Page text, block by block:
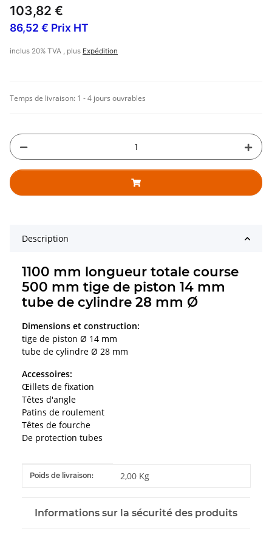
103,82 €
86,52 € Prix HT
inclus 20% TVA , plus Expédition
Temps de livraison: 1 - 4 jours ouvrables
Description
1100 mm longueur totale course
500 mm tige de piston 14 mm
tube de cylindre 28 mm Ø
Dimensions et construction:
tige de piston Ø 14 mm
tube de cylindre Ø 28 mm
Accessoires:
Œillets de fixation
Têtes d'angle
Patins de roulement
Têtes de fourche
De protection tubes
#productDetails.itemInformation#
#productDetails.itemValue#
Poids de livraison: 2,00 Kg
Informations sur la sécurité des produits